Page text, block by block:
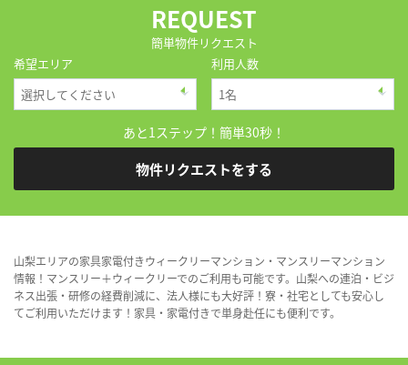
REQUEST
簡単物件リクエスト
希望エリア
利用人数
あと1ステップ！簡単30秒！
物件リクエストをする
山梨エリアの家具家電付きウィークリーマンション・マンスリーマンション
情報！マンスリー＋ウィークリーでのご利用も可能です。山梨への連泊・ビジ
ネス出張・研修の経費削減に、法人様にも大好評！寮・社宅としても安心し
てご利用いただけます！家具・家電付きで単身赴任にも便利です。